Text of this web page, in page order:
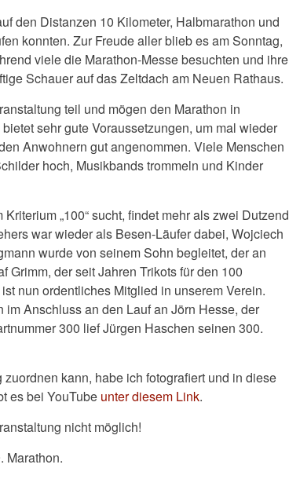
den Distanzen 10 Kilometer, Halbmarathon und
konnten. Zur Freude aller blieb es am Sonntag,
viele die Marathon-Messe besuchten und ihre
Schauer auf das Zeltdach am Neuen Rathaus.
teil und mögen den Marathon in
sehr gute Voraussetzungen, um mal wieder
Anwohnern gut angenommen. Viele Menschen
hoch, Musikbands trommeln und Kinder
„100“ sucht, findet mehr als zwei Dutzend
war wieder als Besen-Läufer dabei, Wojciech
wurde von seinem Sohn begleitet, der an
Grimm, der seit Jahren Trikots für den 100
nun ordentliches Mitglied in unserem Verein.
Anschluss an den Lauf an Jörn Hesse, der
300 lief Jürgen Haschen seinen 300.
kann, habe ich fotografiert und in diese
es bei YouTube unter diesem Link.
nicht möglich!
Marathon.